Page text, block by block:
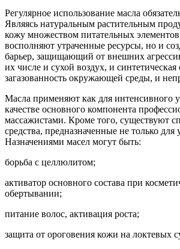
Регулярное использование масла
Являясь натуральным растительным
кожу множеством питательных
восполняют утраченные ресурсы, но и
барьер, защищающий от внешних
их числе и сухой воздух, и
загазованность окружающей среды, и
Масла применяют как для интенсивного
качестве основного компонента
массажистами. Кроме того, существуют
средства, предназначенные не только для
Назначениями масел могут быть:
борьба с целлюлитом;
активатор основного состава при
обертывании;
питание волос, активация роста;
защита от ороговения кожи на локтевых